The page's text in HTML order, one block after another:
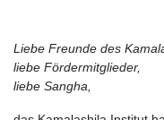
Liebe Freunde des
liebe Fördermitglieder,
liebe Sangha,